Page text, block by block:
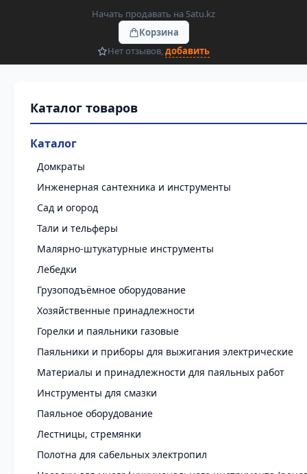
Начать продавать на Satu.kz
Корзина
Нет отзывов,добавить
Каталог
Домкраты
Инженерная сантехника и инструменты
Сад и огород
Тали и тельферы
Малярно-штукатурные инструменты
Лебедки
Грузоподъёмное оборудование
Хозяйственные принадлежности
Горелки и паяльники газовые
Паяльники и приборы для выжигания электрические
Материалы и принадлежности для паяльных работ
Инструменты для смазки
Паяльное оборудование
Лестницы, стремянки
Полотна для сабельных электропил